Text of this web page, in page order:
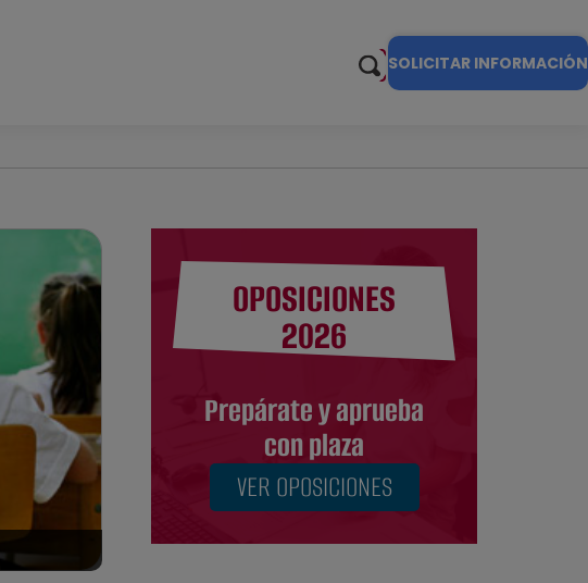
SOLICITAR INFORMACIÓN
OPOSICIONES
2026
Prepárate y aprueba
con plaza
VER OPOSICIONES